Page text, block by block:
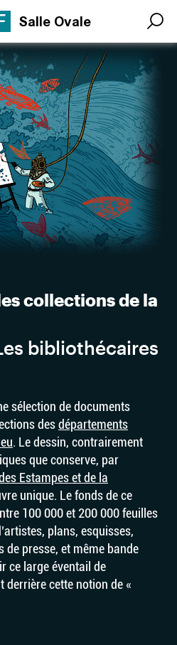
Salle Ovale Search
Search
collections de la
bibliothécaires
sélection de documents
desdépartements
. Le dessin, contrairement
que conserve, par
Estampes et de la
unique. Le fonds de ce
100 000 et 200 000 feuilles
plans, esquisses,
de presse, et même bande
ce large éventail de
derrière cette notion de «